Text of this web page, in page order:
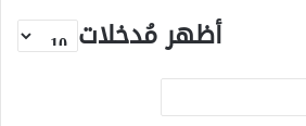
أظهر مُدخلات